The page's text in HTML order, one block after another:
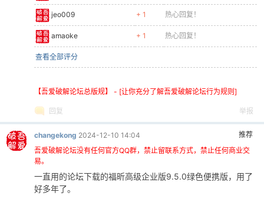
jeo009 + 1 热心回复！
amaoke + 1 热心回复！
查看全部评分
【吾爱破解论坛总版规】 - [让你充分了解吾爱破解论坛行为规则]
回复 举报
推荐
changekong 2024-12-10 14:04
吾爱破解论坛没有任何官方QQ群，禁止留联系方式，禁止任何商业交
易。
一直用的论坛下载的福昕高级企业版9.5.0绿色便携版，用了
好多年了。